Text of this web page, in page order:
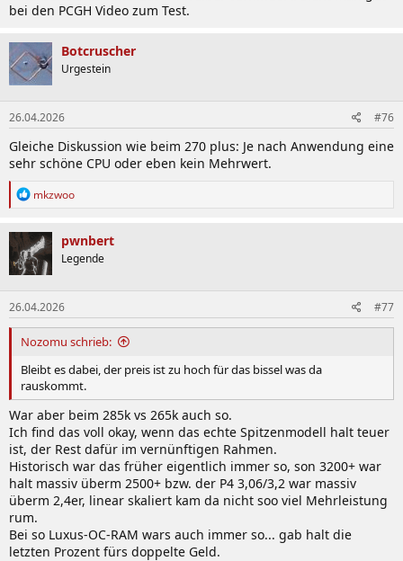
bei den PCGH Video zum Test.
Botcruscher
Urgestein
26.04.2026 #76
Gleiche Diskussion wie beim 270 plus: Je nach Anwendung eine
sehr schöne CPU oder eben kein Mehrwert.
R
k
t
i
o
n
e
n
:
mkzwoo
pwnbert
Legende
26.04.2026 #77
Nozomu schrieb:
Bleibt es dabei, der preis ist zu hoch für das bissel was da
rauskommt.
War aber beim 285k vs 265k auch so.
Ich find das voll okay, wenn das echte Spitzenmodell halt teuer
ist, der Rest dafür im vernünftigen Rahmen.
Historisch war das früher eigentlich immer so, son 3200+ war
halt massiv überm 2500+ bzw. der P4 3,06/3,2 war massiv
überm 2,4er, linear skaliert kam da nicht soo viel Mehrleistung
rum.
Bei so Luxus-OC-RAM wars auch immer so... gab halt die
letzten Prozent fürs doppelte Geld.